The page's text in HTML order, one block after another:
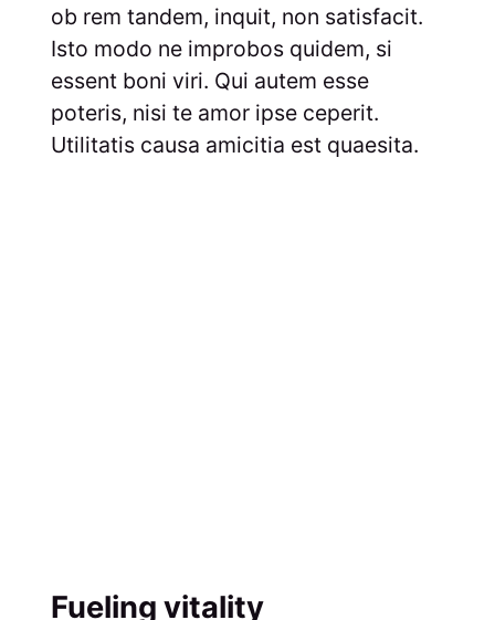
ob rem tandem, inquit, non satisfacit.
Isto modo ne improbos quidem, si
essent boni viri. Qui autem esse
poteris, nisi te amor ipse ceperit.
Utilitatis causa amicitia est quaesita.
Fueling vitality